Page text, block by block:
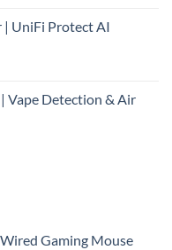
UniFi Protect AI
Detection & Air
Gaming Mouse